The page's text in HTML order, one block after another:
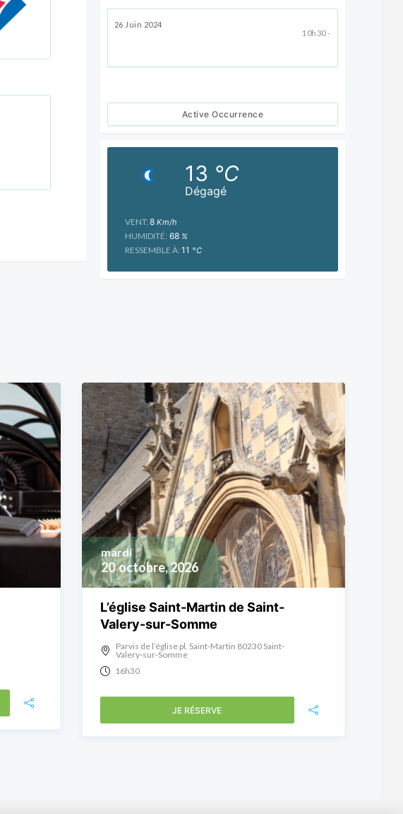
26 Juin 2024
10h30 -
Active Occurrence
Dégagé
13 °C
VENT: 8Km/h
HUMIDITÉ: 68%
RESSEMBLE À: 11 °C
20 octobre, 2026
mardi
L’église Saint-Martin de Saint-
Valery-sur-Somme
Parvis de l’église pl. Saint-Martin 80230 Saint-
Valery-sur-Somme
16h30
JE RÉSERVE